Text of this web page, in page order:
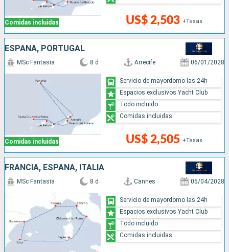
Comidas incluidas US$ 2,503 +Tasas
ESPAÑA, PORTUGAL
Comidas incluidas
MSc Fantasia 8 d Arrecife 06/01/2028
US$ 2,505 +Tasas
Servicio de mayordomo las 24h
Espacios exclusivos Yacht Club
Todo incluido
Comidas incluidas
FRANCIA, ESPAÑA, ITALIA
MSc Fantasia 8 d Cannes 05/04/2028
Servicio de mayordomo las 24h
Espacios exclusivos Yacht Club
Todo incluido
Comidas incluidas